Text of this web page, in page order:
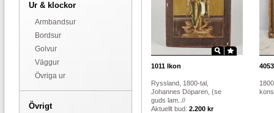
Ur & klockor
Armbandsur
Bordsur
Golvur
Väggur
Övriga ur
Övrigt
1011 Ikon
Ryssland, 1800-tal,
Johannes Döparen, (se
guds lam..//
Aktuellt bud: 2.200 kr
4053